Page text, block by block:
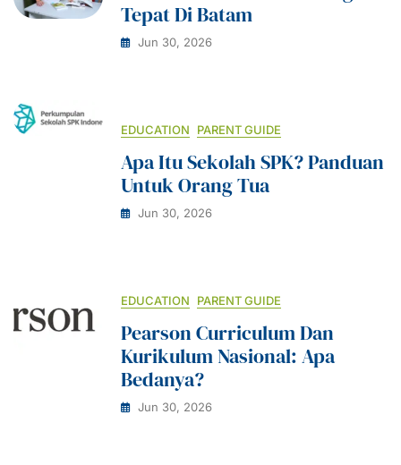
Tepat Di Batam
Jun 30, 2026
EDUCATION PARENT GUIDE
Apa Itu Sekolah SPK? Panduan
Untuk Orang Tua
Jun 30, 2026
EDUCATION PARENT GUIDE
Pearson Curriculum Dan
Kurikulum Nasional: Apa
Bedanya?
Jun 30, 2026